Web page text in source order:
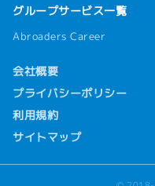
グループサービス一覧
Abroaders Career
会社概要
プライバシーポリシー
利用規約
サイトマップ